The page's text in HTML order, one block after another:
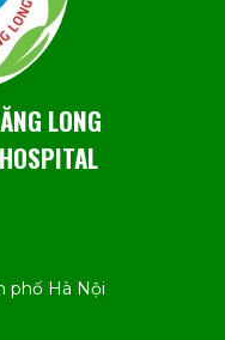
LONG
phố Hà Nội